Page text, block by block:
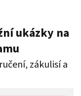
ukázky na
zákulisí a